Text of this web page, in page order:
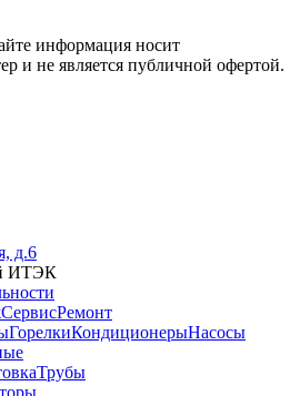
информация носит
и не является публичной офертой.
д.6
ИТЭК
СервисРемонт
ГорелкиКондиционерыНасосы
Трубы